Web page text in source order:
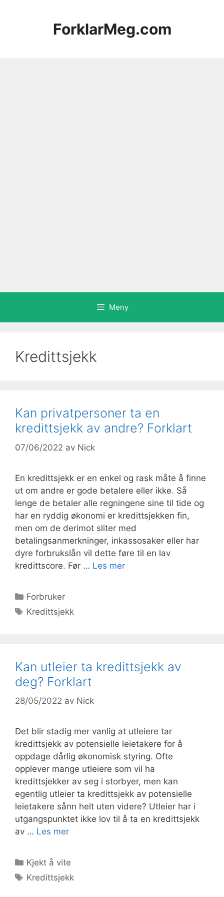
ForklarMeg.com
Meny
Kredittsjekk
Kan privatpersoner ta en
kredittsjekk av andre? Forklart
07/06/2022 av Nick
En kredittsjekk er en enkel og rask måte å finne
ut om andre er gode betalere eller ikke. Så
lenge de betaler alle regningene sine til tide og
har en ryddig økonomi er kredittsjekken fin,
men om de derimot sliter med
betalingsanmerkninger, inkassosaker eller har
dyre forbrukslån vil dette føre til en lav
kredittscore. Før … Les mer
Kategorier
Forbruker
Stikkord
Kredittsjekk
Kan utleier ta kredittsjekk av
deg? Forklart
28/05/2022 av Nick
Det blir stadig mer vanlig at utleiere tar
kredittsjekk av potensielle leietakere for å
oppdage dårlig økonomisk styring. Ofte
opplever mange utleiere som vil ha
kredittsjekker av seg i storbyer, men kan
egentlig utleier ta kredittsjekk av potensielle
leietakere sånn helt uten videre? Utleier har i
utgangspunktet ikke lov til å ta en kredittsjekk
av … Les mer
Kategorier
Kjekt å vite
Stikkord
Kredittsjekk